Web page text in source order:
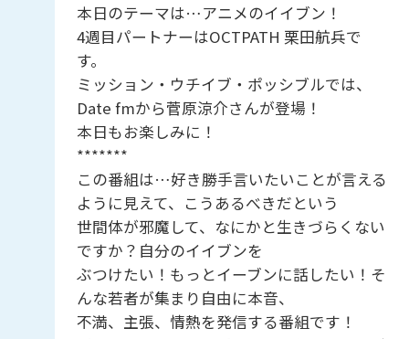
本日のテーマは…アニメのイイブン！
4週目パートナーはOCTPATH 栗田航兵で
す。
ミッション・ウチイブ・ポッシブルでは、
Date fmから菅原涼介さんが登場！
本日もお楽しみに！
*******
この番組は…好き勝手言いたいことが言える
ように見えて、こうあるべきだという
世間体が邪魔して、なにかと生きづらくない
ですか？自分のイイブンを
ぶつけたい！もっとイーブンに話したい！そ
んな若者が集まり自由に本音、
不満、主張、情熱を発信する番組です！